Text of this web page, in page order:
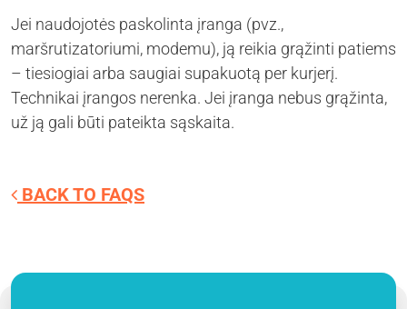
Jei naudojotės paskolinta įranga (pvz.,
maršrutizatoriumi, modemu), ją reikia grąžinti patiems
– tiesiogiai arba saugiai supakuotą per kurjerį.
Technikai įrangos nerenka. Jei įranga nebus grąžinta,
už ją gali būti pateikta sąskaita.
BACK TO FAQS